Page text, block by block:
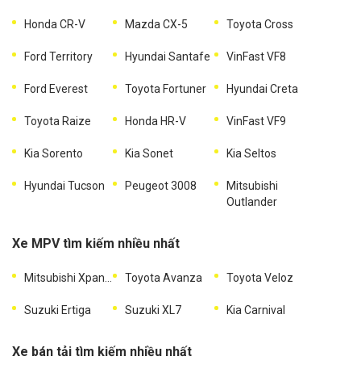
Honda CR-V Mazda CX-5 Toyota Cross
Ford Territory Hyundai Santafe VinFast VF8
Ford Everest Toyota Fortuner Hyundai Creta
Toyota Raize Honda HR-V VinFast VF9
Kia Sorento Kia Sonet Kia Seltos
Hyundai Tucson Peugeot 3008
Mitsubishi
Outlander
Xe MPV tìm kiếm nhiều nhất
Toyota Avanza Toyota Veloz
Suzuki Ertiga Suzuki XL7 Kia Carnival
Xe bán tải tìm kiếm nhiều nhất